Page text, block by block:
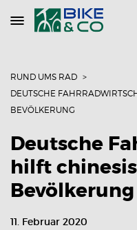
Navigation
öffnen
RUND UMS RAD
DEUTSCHE
BEVÖLKERUNG
Deutsche
hilft
Bevölkerung
11. Februar 2020